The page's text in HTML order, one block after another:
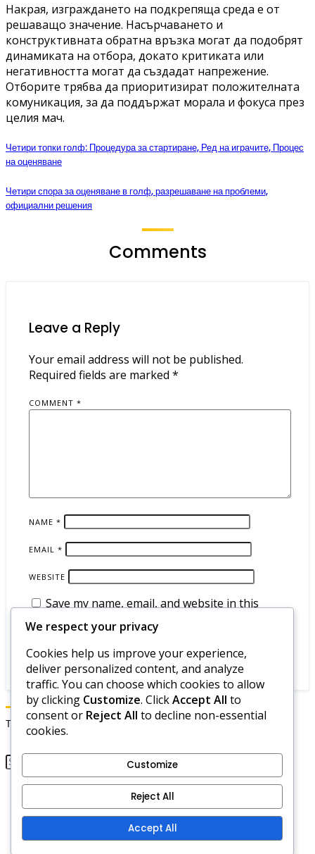
Накрая, изграждането на подкрепяща среда е от
решаващо значение. Насърчаването и
конструктивната обратна връзка могат да подобрят
динамиката на отбора, докато критиката или
негативността могат да създадат напрежение.
Отборите трябва да приоритизират положителната
комуникация, за да поддържат морала и фокуса през
целия мач.
Четири топки голф: Процедура за стартиране, Ред на играчите, Процес
на оценяване
Четири спора за оценяване в голф, разрешаване на проблеми,
официални решения
Comments
Leave a Reply
Your email address will not be published.
Required fields are marked *
COMMENT *
NAME *
EMAIL *
WEBSITE
Save my name, email, and website in this
browser for the next time I comment.
Търсене
Вашата поверителност
Политика за бисквитки
Свържете се с нас
We respect your privacy
Cookies help us improve your experience,
deliver personalized content, and analyze
traffic. You can choose which cookies to allow
by clicking Customize. ClickAccept All to
consent or Reject All to decline non-essential
cookies.
Customize
Reject All
Accept All